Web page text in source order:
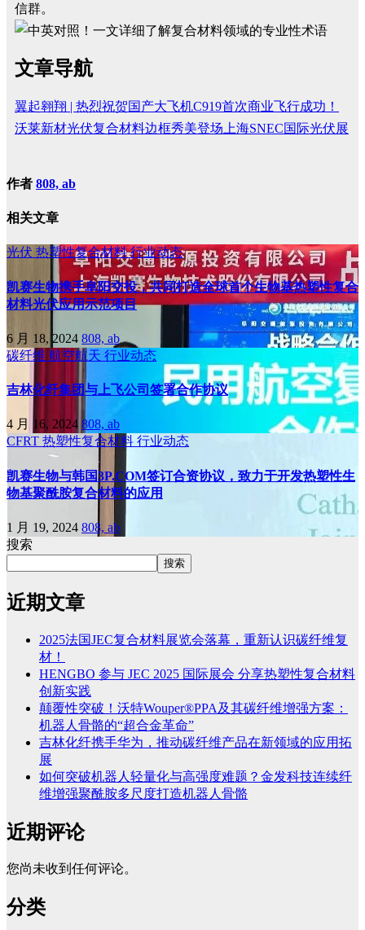
信群。
文章导航
翼起翱翔 | 热烈祝贺国产大飞机C919首次商业飞行成功！
沃莱新材光伏复合材料边框秀美登场上海SNEC国际光伏展
作者 808, ab
相关文章
光伏 热塑性复合材料行业动态
凯赛生物携手阜阳交投，共同打造全球首个生物基热塑性复合
材料光伏应用示范项目
6 月 18, 2024 808, ab
碳纤维 航空航天 行业动态
吉林化纤集团与上飞公司签署合作协议
4 月 16, 2024 808, ab
CFRT 热塑性复合材料 行业动态
凯赛生物与韩国3P.COM签订合资协议，致力于开发热塑性生
物基聚酰胺复合材料的应用
1 月 19, 2024 808, ab
搜索
搜索
近期文章
2025法国JEC复合材料展览会落幕，重新认识碳纤维复
材！
HENGBO 参与 JEC 2025 国际展会 分享热塑性复合材料
创新实践
颠覆性突破！沃特Wouper®PPA及其碳纤维增强方案：
机器人骨骼的“超合金革命”
吉林化纤携手华为，推动碳纤维产品在新领域的应用拓
展
如何突破机器人轻量化与高强度难题？金发科技连续纤
维增强聚酰胺多尺度打造机器人骨骼
近期评论
您尚未收到任何评论。
分类